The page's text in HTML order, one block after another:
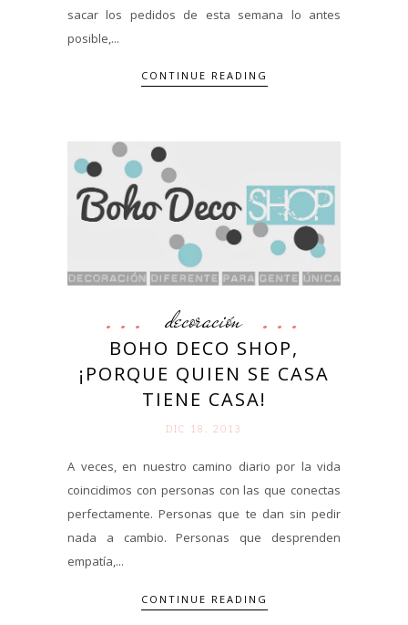
sacar los pedidos de esta semana lo antes
posible,...
CONTINUE READING
decoración
BOHO DECO SHOP,
¡PORQUE QUIEN SE CASA
TIENE CASA!
DIC 18. 2013
A veces, en nuestro camino diario por la vida
coincidimos con personas con las que conectas
perfectamente. Personas que te dan sin pedir
nada a cambio. Personas que desprenden
empatía,...
CONTINUE READING